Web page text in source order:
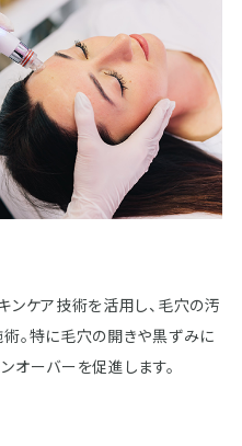
ンケア技術を活用し、毛穴の汚
。特に毛穴の開きや黒ずみに
オーバーを促進します。